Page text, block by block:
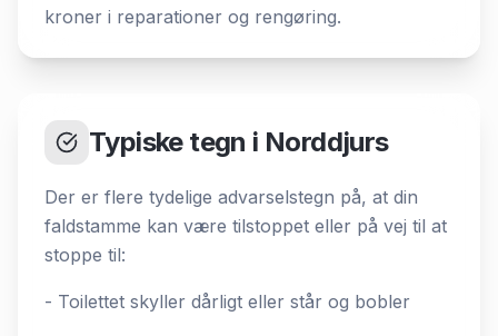
kroner i reparationer og rengøring.
Typiske tegn i Norddjurs
Der er flere tydelige advarselstegn på, at din
faldstamme kan være tilstoppet eller på vej til at
stoppe til:
- Toilettet skyller dårligt eller står og bobler